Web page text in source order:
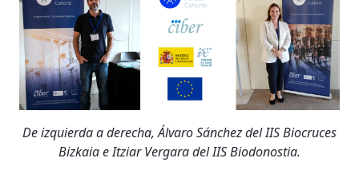
De izquierda a derecha, Álvaro Sánchez del IIS Biocruces
Bizkaia e Itziar Vergara del IIS Biodonostia.